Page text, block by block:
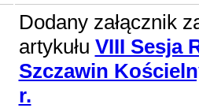
Dodany załącznik
artykułu VIII Sesja
Szczawin
r.